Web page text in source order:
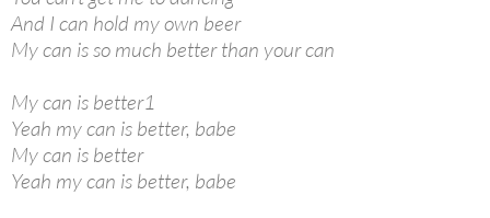
And I can hold my own beer
My can is so much better than your can
My can is better1
Yeah my can is better, babe
My can is better
Yeah my can is better, babe